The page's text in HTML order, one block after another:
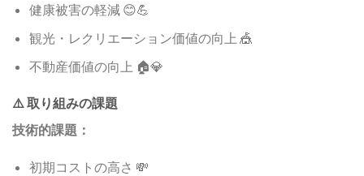
健康被害の軽減 😊💪
観光・レクリエーション価値の向上 🎪
不動産価値の向上 🏠💎
⚠️ 取り組みの課題
技術的課題：
初期コストの高さ 💸